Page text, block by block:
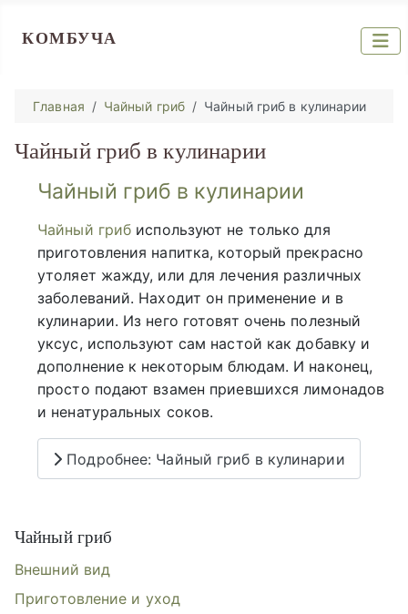
КОМБУЧА
Главная Чайный гриб Чайный гриб в кулинарии
Чайный гриб в кулинарии
Чайный гриб в кулинарии
Чайный гриб используют не только для
приготовления напитка, который прекрасно
утоляет жажду, или для лечения различных
заболеваний. Находит он применение и в
кулинарии. Из него готовят очень полезный
уксус, используют сам настой как добавку и
дополнение к некоторым блюдам. И наконец,
просто подают взамен приевшихся лимонадов
и ненатуральных соков.
Подробнее: Чайный гриб в кулинарии
Чайный гриб
Внешний вид
Приготовление и уход